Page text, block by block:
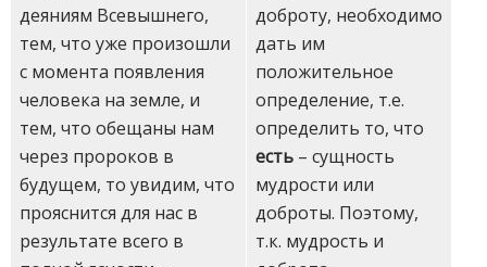
деяниям Всевышнего,
тем, что уже произошли
с момента появления
человека на земле, и
тем, что обещаны нам
через пророков в
будущем, то увидим, что
прояснится для нас в
результате всего в
доброту, необходимо
дать им
положительное
определение, т.е.
определить то, что
есть – сущность
мудрости или
доброты. Поэтому,
т.к. мудрость и